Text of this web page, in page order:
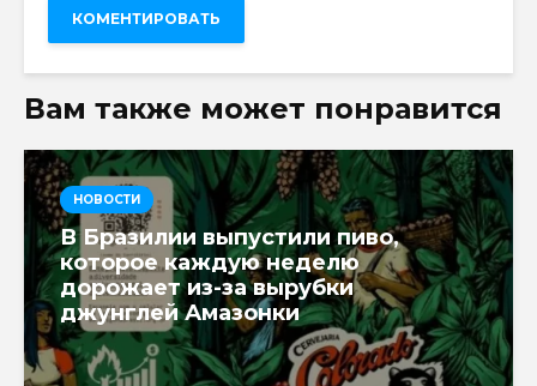
Вам также может понравится
НОВОСТИ
В Бразилии выпустили пиво,
которое каждую неделю
дорожает из-за вырубки
джунглей Амазонки